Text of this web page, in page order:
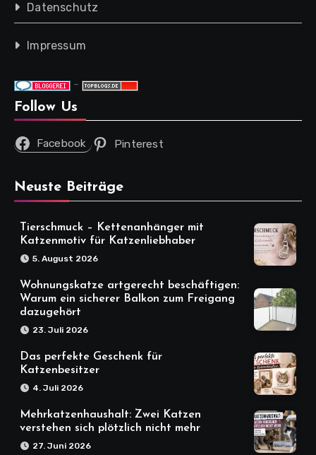
Datenschutz
Impressum
-
Follow Us
Facebook Pinterest
Neuste Beiträge
Tierschmuck – Kettenanhänger mit
Katzenmotiv für Katzenliebhaber
5. August 2026
Wohnungskatze artgerecht beschäftigen:
Warum ein sicherer Balkon zum Freigang
dazugehört
23. Juli 2026
Das perfekte Geschenk für
Katzenbesitzer
4. Juli 2026
Mehrkatzenhaushalt: Zwei Katzen
verstehen sich plötzlich nicht mehr
27. Juni 2026